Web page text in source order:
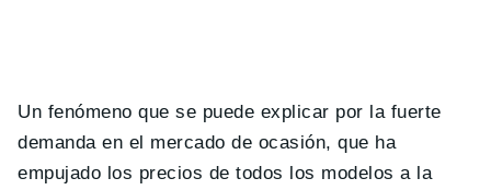
Un fenómeno que se puede explicar por la fuerte
demanda en el mercado de ocasión, que ha
empujado los precios de todos los modelos a la